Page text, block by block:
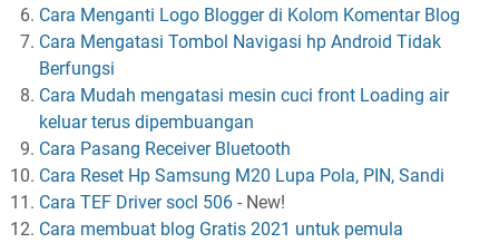
Cara Menganti Logo Blogger di Kolom Komentar Blog
Cara Mengatasi Tombol Navigasi hp Android Tidak
Berfungsi
Cara Mudah mengatasi mesin cuci front Loading air
keluar terus dipembuangan
Cara Pasang Receiver Bluetooth
Cara Reset Hp Samsung M20 Lupa Pola, PIN, Sandi
Cara TEF Driver socl 506 - New!
Cara membuat blog Gratis 2021 untuk pemula